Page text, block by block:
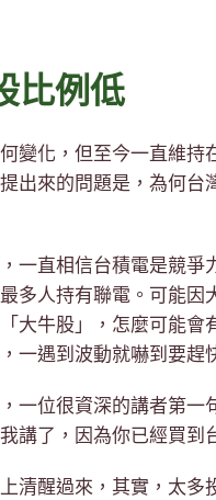
比例低
變化，但至今一直維持
出來的問題是，為何台
一直相信台積電是競爭
多人持有聯電。可能因
大牛股」，怎麼可能會
一遇到波動就嚇到要趕
一位很資深的講者第
講了，因為你已經買到
清醒過來，其實，太多